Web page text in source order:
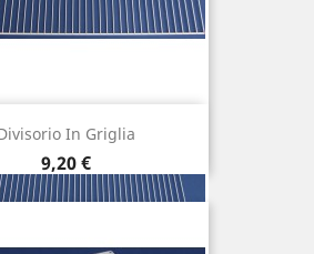
In Griglia
Prezzo
9,20 €